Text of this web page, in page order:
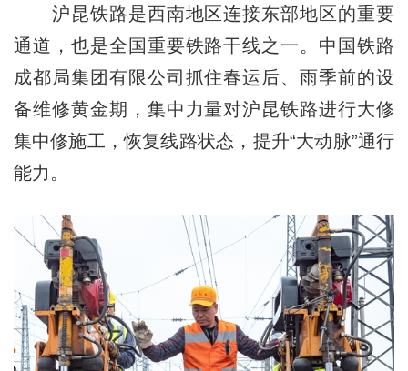
沪昆铁路是西南地区连接东部地区的重要
通道，也是全国重要铁路干线之一。中国铁路
成都局集团有限公司抓住春运后、雨季前的设
备维修黄金期，集中力量对沪昆铁路进行大修
集中修施工，恢复线路状态，提升“大动脉”通行
能力。